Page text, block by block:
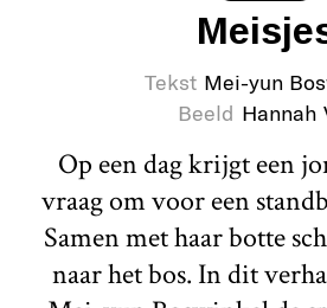
Tekst Mei-yun
Beeld Hannah
Op een dag krijgt een
vraag om voor een
Samen met haar botte
naar het bos. In dit